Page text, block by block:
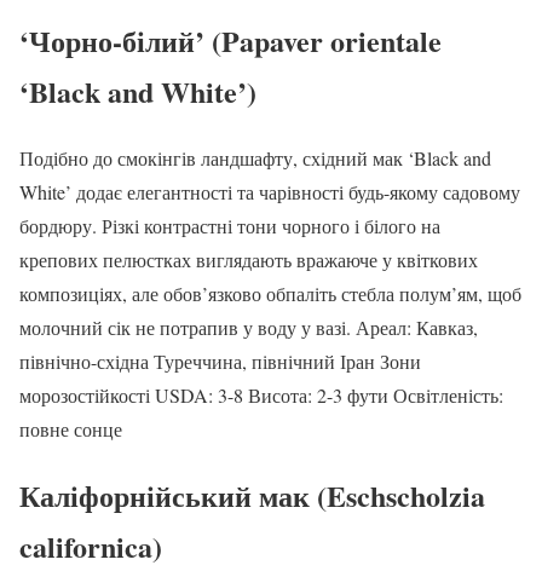
‘Чорно-білий’ (Papaver orientale
‘Black and White’)
Подібно до смокінгів ландшафту, східний мак ‘Black and
White’ додає елегантності та чарівності будь-якому садовому
бордюру. Різкі контрастні тони чорного і білого на
крепових пелюстках виглядають вражаюче у квіткових
композиціях, але обов’язково обпаліть стебла полум’ям, щоб
молочний сік не потрапив у воду у вазі. Ареал: Кавказ,
північно-східна Туреччина, північний Іран Зони
морозостійкості USDA: 3-8 Висота: 2-3 фути Освітленість:
повне сонце
Каліфорнійський мак (Eschscholzia
californica)